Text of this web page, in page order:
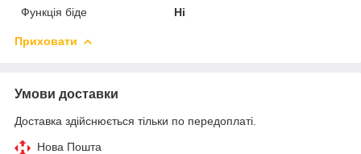
Функція біде
Ні
Приховати
Умови доставки
Доставка здійснюється тільки по передоплаті.
Нова Пошта